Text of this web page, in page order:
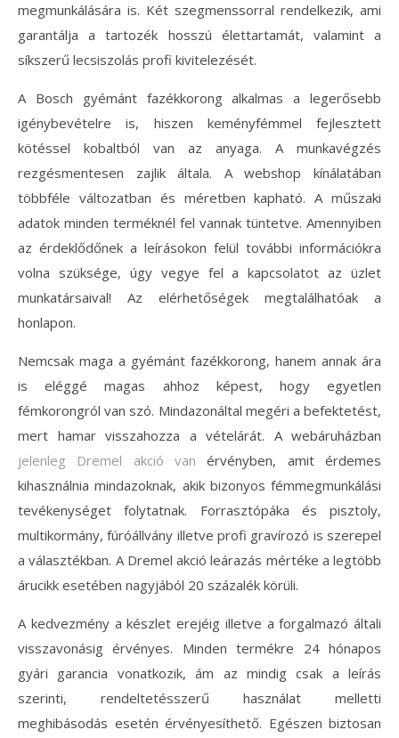
megmunkálására is. Két szegmenssorral rendelkezik, ami
garantálja a tartozék hosszú élettartamát, valamint a
síkszerű lecsiszolás profi kivitelezését.
A Bosch gyémánt fazékkorong alkalmas a legerősebb
igénybevételre is, hiszen keményfémmel fejlesztett
kötéssel kobaltból van az anyaga. A munkavégzés
rezgésmentesen zajlik általa. A webshop kínálatában
többféle változatban és méretben kapható. A műszaki
adatok minden terméknél fel vannak tüntetve. Amennyiben
az érdeklődőnek a leírásokon felül további információkra
volna szüksége, úgy vegye fel a kapcsolatot az üzlet
munkatársaival! Az elérhetőségek megtalálhatóak a
honlapon.
Nemcsak maga a gyémánt fazékkorong, hanem annak ára
is eléggé magas ahhoz képest, hogy egyetlen
fémkorongról van szó. Mindazonáltal megéri a befektetést,
mert hamar visszahozza a vételárát. A webáruházban
jelenleg Dremel akció van érvényben, amit érdemes
kihasználnia mindazoknak, akik bizonyos fémmegmunkálási
tevékenységet folytatnak. Forrasztópáka és pisztoly,
multikormány, fúróállvány illetve profi gravírozó is szerepel
a választékban. A Dremel akció leárazás mértéke a legtöbb
árucikk esetében nagyjából 20 százalék körüli.
A kedvezmény a készlet erejéig illetve a forgalmazó általi
visszavonásig érvényes. Minden termékre 24 hónapos
gyári garancia vonatkozik, ám az mindig csak a leírás
szerinti, rendeltetésszerű használat melletti
meghibásodás esetén érvényesíthető. Egészen biztosan